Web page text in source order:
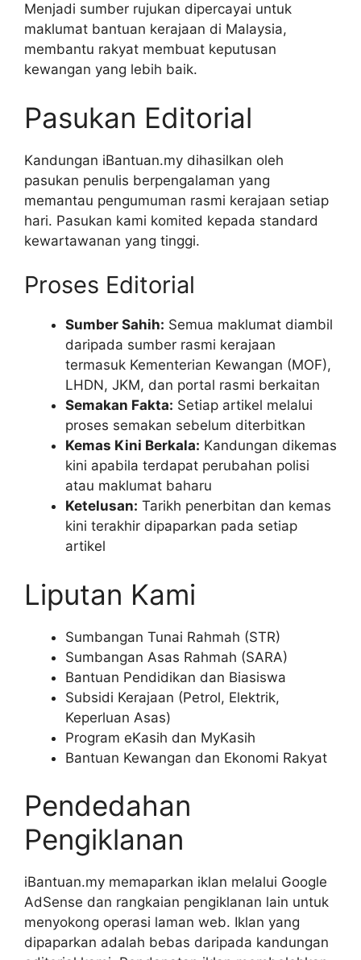
Menjadi sumber rujukan dipercayai untuk
maklumat bantuan kerajaan di Malaysia,
membantu rakyat membuat keputusan
kewangan yang lebih baik.
Pasukan Editorial
Kandungan iBantuan.my dihasilkan oleh
pasukan penulis berpengalaman yang
memantau pengumuman rasmi kerajaan setiap
hari. Pasukan kami komited kepada standard
kewartawanan yang tinggi.
Proses Editorial
Sumber Sahih: Semua maklumat diambil
daripada sumber rasmi kerajaan
termasuk Kementerian Kewangan (MOF),
LHDN, JKM, dan portal rasmi berkaitan
Semakan Fakta: Setiap artikel melalui
proses semakan sebelum diterbitkan
Kemas Kini Berkala: Kandungan dikemas
kini apabila terdapat perubahan polisi
atau maklumat baharu
Ketelusan: Tarikh penerbitan dan kemas
kini terakhir dipaparkan pada setiap
artikel
Liputan Kami
Sumbangan Tunai Rahmah (STR)
Sumbangan Asas Rahmah (SARA)
Bantuan Pendidikan dan Biasiswa
Subsidi Kerajaan (Petrol, Elektrik,
Keperluan Asas)
Program eKasih dan MyKasih
Bantuan Kewangan dan Ekonomi Rakyat
Pendedahan
Pengiklanan
iBantuan.my memaparkan iklan melalui Google
AdSense dan rangkaian pengiklanan lain untuk
menyokong operasi laman web. Iklan yang
dipaparkan adalah bebas daripada kandungan